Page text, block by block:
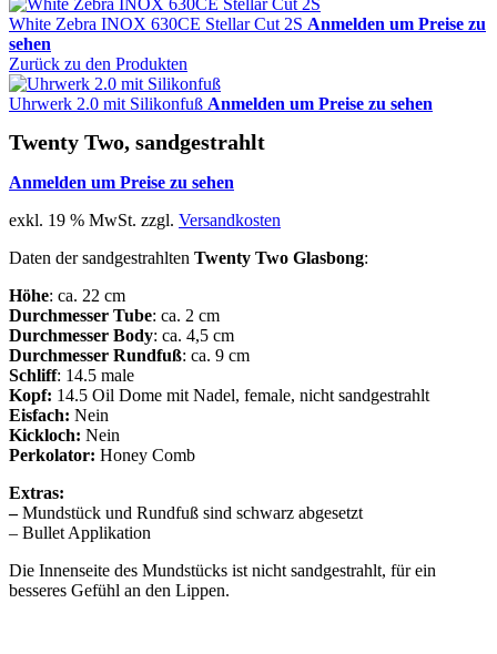
White Zebra INOX 630CE Stellar Cut 2S Anmelden um Preise zu
sehen
Zurück zu den Produkten
Uhrwerk 2.0 mit Silikonfuß Anmelden um Preise zu sehen
Twenty Two, sandgestrahlt
Anmelden um Preise zu sehen
exkl. 19 % MwSt. zzgl. Versandkosten
Daten der sandgestrahlten Twenty Two Glasbong:
Höhe: ca. 22 cm
Durchmesser Tube: ca. 2 cm
Durchmesser Body: ca. 4,5 cm
Durchmesser Rundfuß: ca. 9 cm
Schliff: 14.5 male
Kopf: 14.5 Oil Dome mit Nadel, female, nicht sandgestrahlt
Eisfach: Nein
Kickloch: Nein
Perkolator: Honey Comb
Extras:
–Mundstück und Rundfuß sind schwarz abgesetzt
– Bullet Applikation
Die Innenseite des Mundstücks ist nicht sandgestrahlt, für ein
besseres Gefühl an den Lippen.